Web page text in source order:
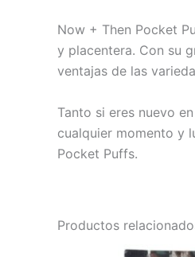
Now + Then Pocket
y placentera. Con su
ventajas de las
Tanto si eres nuevo
cualquier momento y
Pocket Puffs.
Productos